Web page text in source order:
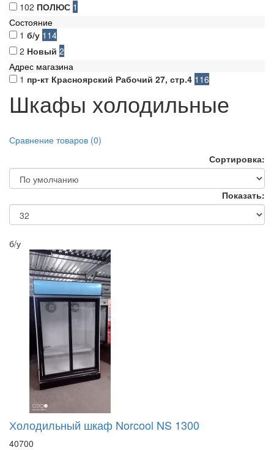
102 ПОЛЮС 1
Состояние
1 б/у 114
2 Новый 2
Адрес магазина
1 пр-кт Красноярский Рабочий 27, стр.4 116
Шкафы холодильные
Сравнение товаров (0)
Сортировка:
Показать:
б/у
Холодильный шкаф Norcool NS 1300
40700